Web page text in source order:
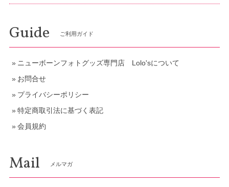
Guide ご利用ガイド
ニューボーンフォトグッズ専門店 Lolo'sについて
お問合せ
プライバシーポリシー
特定商取引法に基づく表記
会員規約
Mail メルマガ